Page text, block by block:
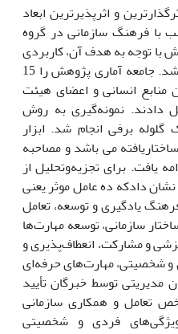
و اثرپذیرترین ابعاد
با فرهنگ سازمانی در گروه
توجه به هدف آن، کاربردی
و از حیث شیوه اجرا، کمی می باشد. جامعه آماری پژوهش را 15
منابع انسانی و اعضای هیئت
دادند. نمونه‌گیری به روش
گلوله برفی انجام شد. ابزار
می باشد و مصاحبه
یافت. برای تجزیه‌وتحلیل از
دادکه ده عامل موثر یعنی
یادگیری و توسعه، تعامل
سازمانی، توسعه مهارت‌ها
و مشارکت، انعطاف‌پذیری و
شخصیتی، مهارت‌های حرفه‌ای
مدیریتی توسط خبرگان تأیید
تعامل و همکاری سازمانی
فردی و شخصیتی